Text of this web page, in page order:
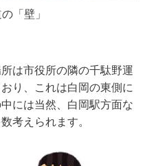
「壁」
は市役所の隣の千駄野運
り、これは白岡の東側に
には当然、白岡駅方面な
考えられます。